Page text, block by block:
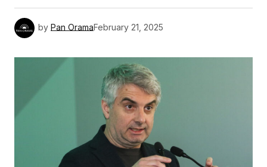
by Pan OramaFebruary 21, 2025